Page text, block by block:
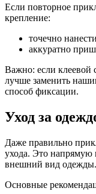
Если повторное
крепление:
точечно
аккуратно
Важно: если клеевой
лучше заменить
способ фиксации.
Уход за
Даже правильно
ухода. Это напрямую
внешний вид одежды.
Основные